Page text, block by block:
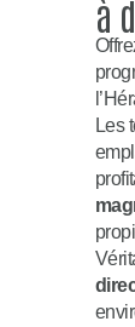
à
Les